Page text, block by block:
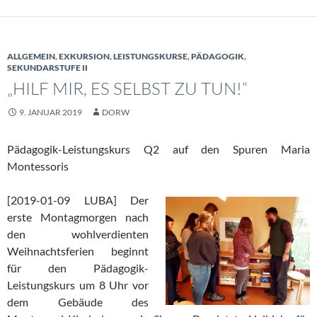
ALLGEMEIN,EXKURSION,LEISTUNGSKURSE,PÄDAGOGIK,
SEKUNDARSTUFE II
„HILF MIR, ES SELBST ZU TUN!“
9. JANUAR 2019 DORW
Pädagogik-Leistungskurs Q2 auf den Spuren Maria
Montessoris
[2019-01-09 LUBA] Der
erste Montagmorgen nach
den wohlverdienten
Weihnachtsferien beginnt
für den Pädagogik-
Leistungskurs um 8 Uhr vor
dem Gebäude des